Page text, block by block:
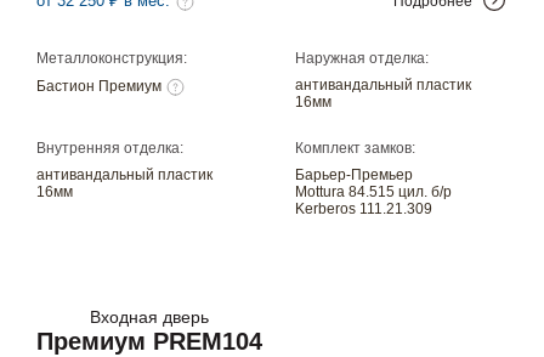
Металлоконструкция:
Бастион Премиум
Наружная отделка:
антивандальный пластик
16мм
Внутренняя отделка:
антивандальный пластик
16мм
Комплект замков:
Барьер-Премьер
Mottura 84.515 цил. б/р
Kerberos 111.21.309
Входная дверь
Премиум PREM104